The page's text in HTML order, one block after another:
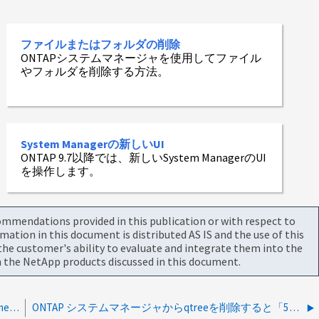
ファイルまたはフォルダの削除
ONTAPシステムマネージャを使用してファイル
やフォルダを削除する方法。
System Managerの新しいUI
ONTAP 9.7以降では、新しいSystem ManagerのUI
を操作します。
provided in this publication or with respect to
in this document is distributed AS IS and the use of this
customer's ability to evaluate and integrate them into the
NetApp products discussed in this document.
ONTAP-96963：ONTAPシステムマネージャで、[Volume]>[File System]>[Usage]の詳細ビューに誤ったディレクトリ容量値が表示される。 ONTAP システムマネージャからqtreeを削除すると「502 Bad Gateway」と表示されます